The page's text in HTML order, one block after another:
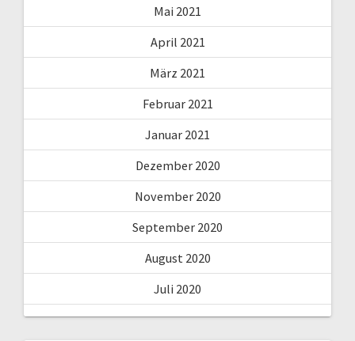
Mai 2021
April 2021
März 2021
Februar 2021
Januar 2021
Dezember 2020
November 2020
September 2020
August 2020
Juli 2020